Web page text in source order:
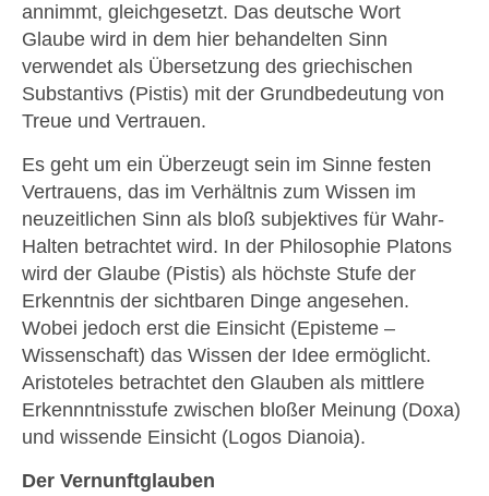
annimmt, gleichgesetzt. Das deutsche Wort
Glaube wird in dem hier behandelten Sinn
verwendet als Übersetzung des griechischen
Substantivs (Pistis) mit der Grundbedeutung von
Treue und Vertrauen.
Es geht um ein Überzeugt sein im Sinne festen
Vertrauens, das im Verhältnis zum Wissen im
neuzeitlichen Sinn als bloß subjektives für Wahr-
Halten betrachtet wird. In der Philosophie Platons
wird der Glaube (Pistis) als höchste Stufe der
Erkenntnis der sichtbaren Dinge angesehen.
Wobei jedoch erst die Einsicht (Episteme –
Wissenschaft) das Wissen der Idee ermöglicht.
Aristoteles betrachtet den Glauben als mittlere
Erkennntnisstufe zwischen bloßer Meinung (Doxa)
und wissende Einsicht (Logos Dianoia).
Der Vernunftglauben